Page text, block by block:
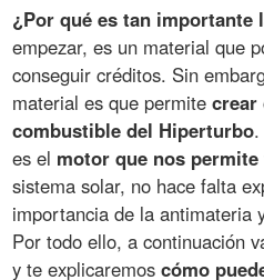
¿Por qué es tan importante
empezar, es un material que
conseguir créditos. Sin
material es que permitecrear
combustible del Hiperturbo
es el motor que nos
sistema solar, no hace falta
importancia de la antimateria
Por todo ello, a continuación
y te explicaremoscómo